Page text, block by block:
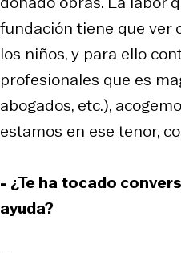
fundación tiene que ver
los niños, y para ello
profesionales que es
abogados, etc.),
estamos en ese tenor,
- ¿Te ha tocado
ayuda?